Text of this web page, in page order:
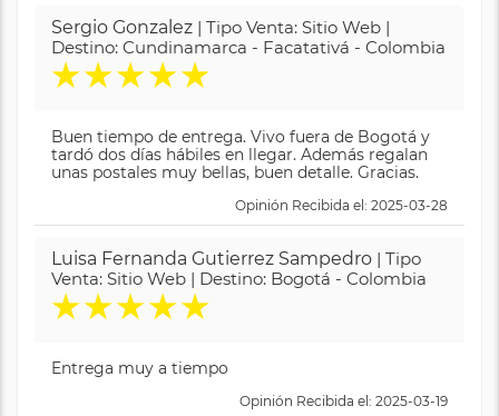
Sergio Gonzalez | Tipo Venta: Sitio Web |
Destino: Cundinamarca - Facatativá - Colombia
★★★★★
Buen tiempo de entrega. Vivo fuera de Bogotá y
tardó dos días hábiles en llegar. Además regalan
unas postales muy bellas, buen detalle. Gracias.
Opinión Recibida el: 2025-03-28
Luisa Fernanda Gutierrez Sampedro | Tipo
Venta: Sitio Web | Destino: Bogotá - Colombia
★★★★★
Entrega muy a tiempo
Opinión Recibida el: 2025-03-19